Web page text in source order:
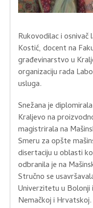
Rukovodilac i
Kostić, docent na
građevinarstvo u
organizaciju rada
usluga.
Snežana je
Kraljevo na
magistrirala na
Smeru za opšte
disertaciju u oblasti
odbranila je na
Stručno se
Univerzitetu u Bolonji
Nemačkoj i Hrvatskoj.